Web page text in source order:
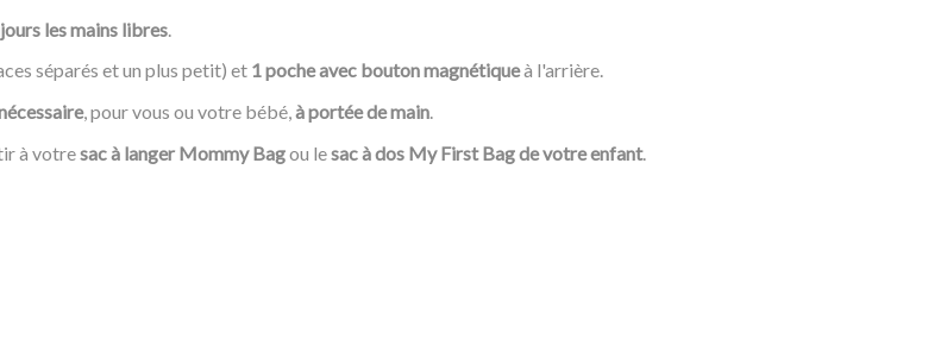
les mains libres
séparés et un plus petit) et 1 poche avec bouton magnétiqueà l'arrière.
, pour vous ou votre bébé,à portée de main.
à votresac à langer Mommy Bagou lesac à dos My First Bag de votre enfant.